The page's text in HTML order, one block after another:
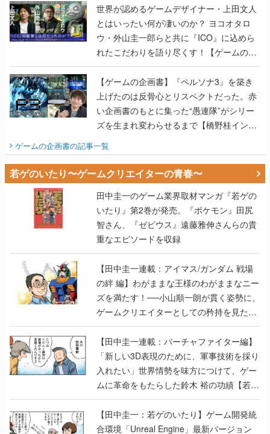
れたこだわりを語り尽くす！【ゲームの企
画書】
【ゲームの企画書】『ペルソナ3』を築き
上げたのは反骨心とリスペクトだった。赤
い企画書のもとに集った“愚連隊”がシリー
ズを生まれ変わらせるまで【橋野桂インタ
ビュー】
ゲームの企画書の記事一覧
若ゲのいたり〜ゲームクリエイターの青春〜
田中圭一のゲーム業界取材マンガ『若ゲの
いたり』第2巻が発売。『ポケモン』田尻
智さん、『ゼビウス』遠藤雅伸さんらの貴
重なエピソードを収録
【田中圭一連載：アイマス/ガンダム 戦場
の絆 編】わがままな王様のわがままなニー
ズを満たす！──小山順一朗が貫く姿勢に、
ゲームクリエイターとしての矜持を見た
【若ゲのいたり最終回】
【田中圭一連載：バーチャファイター編】
「新しい3D表現のために、軍事技術を採り
入れたい」世界情勢を味方につけて、ゲー
ムに革命をもたらした鈴木 裕の功績【若ゲ
のいたり】
【田中圭一：若ゲのいたり】ゲーム開発統
合環境「Unreal Engine」最新バージョン
で、開発環境はどう変わる？ ゲーム業界向
けソリューションイベント「GTMF2019」
に行って、より理解を深めよう【PR】